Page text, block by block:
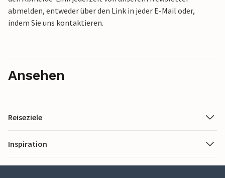
abmelden, entweder über den Link in jeder E-Mail oder,
indem Sie uns kontaktieren.
Ansehen
Reiseziele
Inspiration